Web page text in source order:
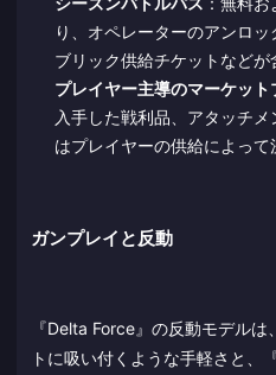
り、オペレーターのアンロ
ブリック供給チケットなどが
プレイヤー主導のマーケット
入手した戦利品、アタッチ
はプレイヤーの供給によって
ガンプレイと反動
『Delta Force』の反動モデル
トに吸い付くような手軽さと、